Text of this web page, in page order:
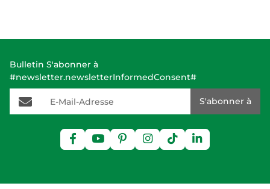
Bulletin S'abonner à
#newsletter.newsletterInformedConsent#
E-Mail-Adresse
S'abonner à